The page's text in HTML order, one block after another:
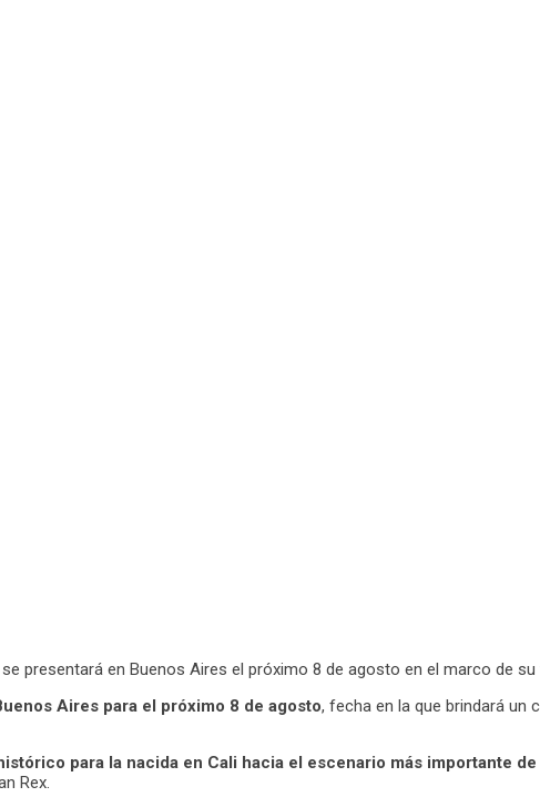
presentará en Buenos Aires el próximo 8 de agosto en el marco de su
Aires para el próximo 8 de agosto, fecha en la que brindará un
para la nacida en Cali hacia el escenario más importante
Rex.